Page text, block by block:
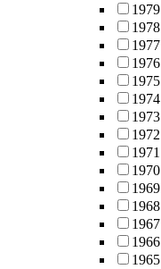
1979
1978
1977
1976
1975
1974
1973
1972
1971
1970
1969
1968
1967
1966
1965